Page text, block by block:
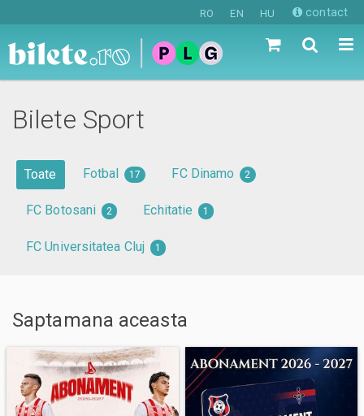
RO EN HU contact
Bilete Sport
Toate Fotbal 17 FC Dinamo 2
FC Botosani 2 Echitatie 1
FC Universitatea Cluj 1
Saptamana aceasta